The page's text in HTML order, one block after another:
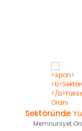
Sektöründe
Memnuniyet